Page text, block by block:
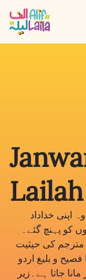
Lailah
اپنی خداداد
کو پہنچ گئے۔
مترجم کی حیثیت
و بلیغ اردو
جاتا ہے۔زیر